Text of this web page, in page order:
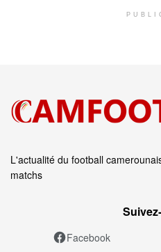
L'actualité du football
matchs
Facebook